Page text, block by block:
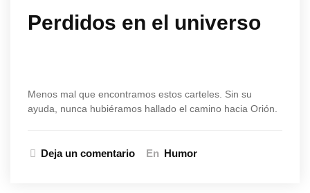
Perdidos en el universo
Menos mal que encontramos estos carteles. Sin su
ayuda, nunca hubiéramos hallado el camino hacia Orión.
Deja un comentario En Humor